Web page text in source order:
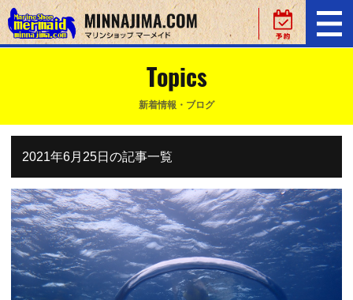
Topics
新着情報・ブログ
2021年6月25日の記事一覧